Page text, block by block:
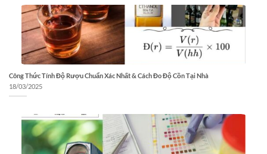
Công Thức Tính Độ Rượu Chuẩn Xác Nhất & Cách Đo Độ Cồn Tại Nhà
18/03/2025